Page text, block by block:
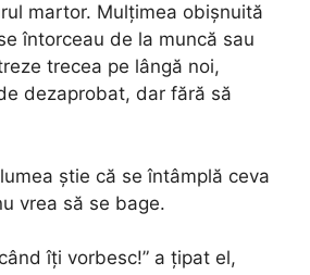
martor. Mulțimea obișnuită
întorceau de la muncă sau
trecea pe lângă noi,
dezaprobat, dar fără să
știe că se întâmplă ceva
vrea să se bage.
îți vorbesc!” a țipat el,